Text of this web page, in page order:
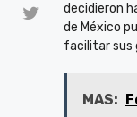
decidieron
de México
facilitar sus
MAS: